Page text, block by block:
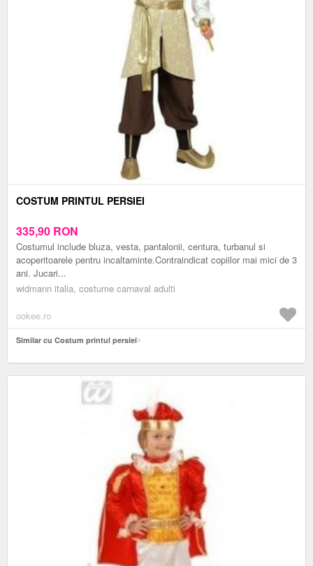
COSTUM PRINTUL PERSIEI
335,90 RON
Costumul include bluza, vesta, pantalonii, centura, turbanul si
acoperitoarele pentru incaltaminte.Contraindicat copiilor mai mici de 3
ani. Jucari...
widmann italia, costume carnaval adulti
ookee.ro
Similar cu Costum printul persiei